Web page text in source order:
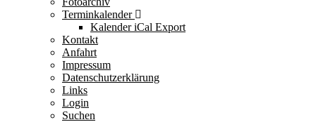
Terminkalender
Kalender iCal Export
Kontakt
Anfahrt
Impressum
Datenschutzerklärung
Links
Login
Suchen